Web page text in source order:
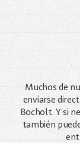
Muchos de
enviarse
Bocholt. Y si
también